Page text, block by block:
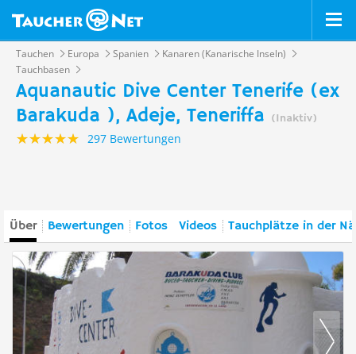
Tauchen Europa Spanien
Kanaren (Kanarische Inseln)
Tauchbasen
Aquanautic Dive Center Tenerife (ex
Barakuda ), Adeje, Teneriffa (Inaktiv)
297 Bewertungen
Über Bewertungen Fotos Videos Tauchplätze in der